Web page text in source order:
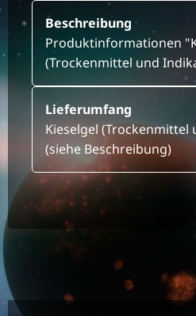
Beschreibung
Produktinformationen
(Trockenmittel und
Lieferumfang
Kieselgel
(siehe Beschreibung)